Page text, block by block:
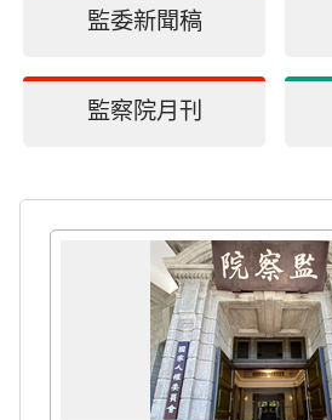
監委新聞稿
監察院月刊